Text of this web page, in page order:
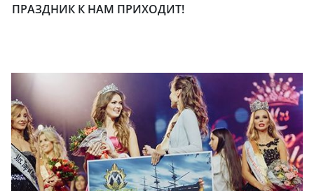
ПРАЗДНИК К НАМ ПРИХОДИТ!